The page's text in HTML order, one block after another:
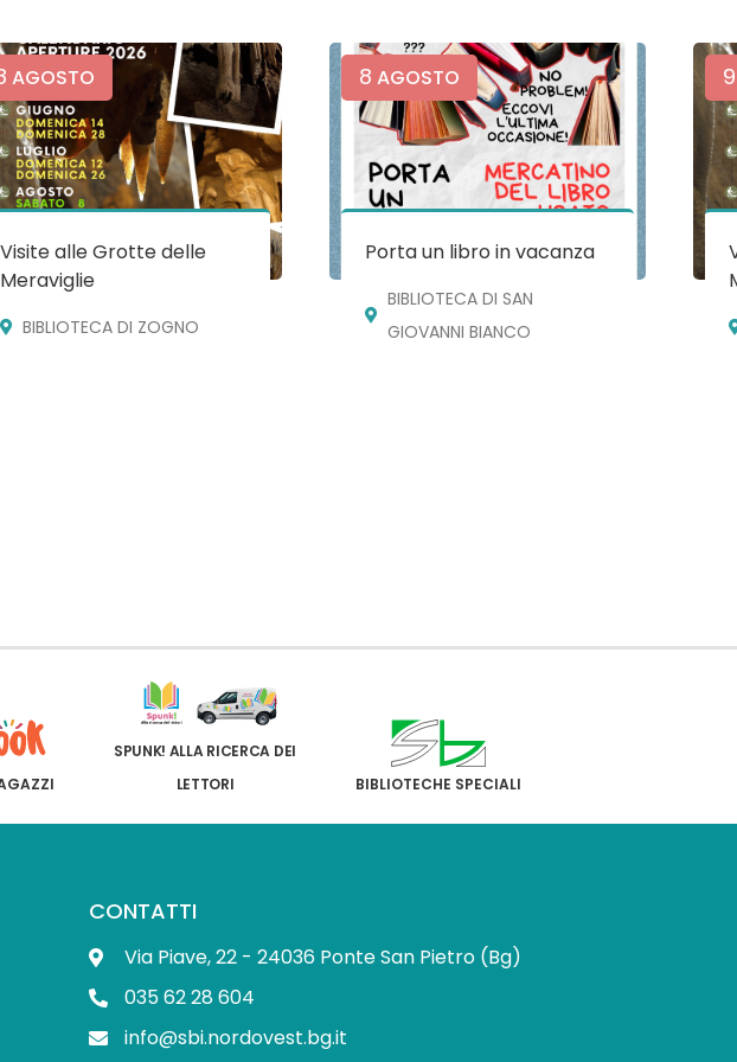
AGOSTO
Visite alle Grotte delle
Meraviglie
BIBLIOTECA DI ZOGNO
8 AGOSTO
Porta un libro in vacanza
BIBLIOTECA DI SAN
GIOVANNI BIANCO
9
SPUNK! ALLA RICERCA DEI
LETTORI
BIBLIOTECHE SPECIALI
CONTATTI
Via Piave, 22 - 24036 Ponte San Pietro (Bg)
035 62 28 604
info@sbi.nordovest.bg.it